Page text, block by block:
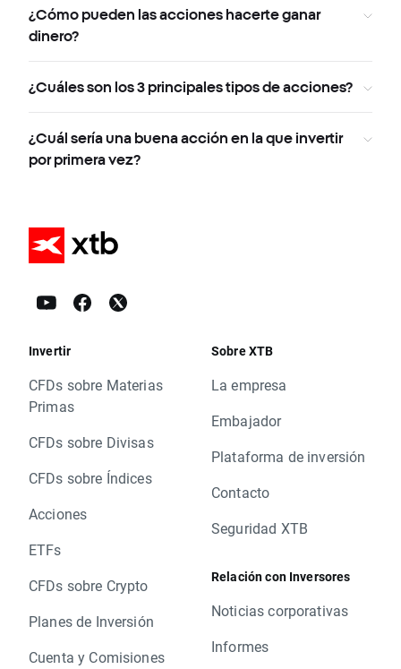
¿Cómo pueden las acciones hacerte ganar
dinero?
¿Cuáles son los 3 principales tipos de acciones?
¿Cuál sería una buena acción en la que invertir
por primera vez?
Invertir
CFDs sobre Materias
Primas
CFDs sobre Divisas
CFDs sobre Índices
Acciones
ETFs
CFDs sobre Crypto
Planes de Inversión
Cuenta y Comisiones
Sobre XTB
La empresa
Embajador
Plataforma de inversión
Contacto
Seguridad XTB
Relación con Inversores
Noticias corporativas
Informes